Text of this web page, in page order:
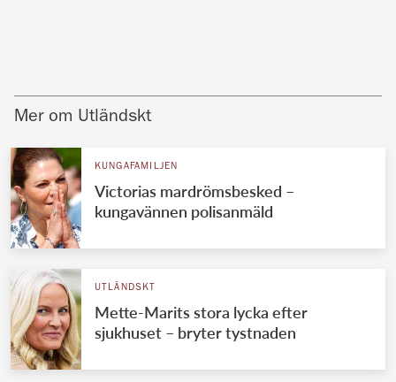
Mer om Utländskt
KUNGAFAMILJEN
Victorias mardrömsbesked –
kungavännen polisanmäld
UTLÄNDSKT
Mette-Marits stora lycka efter
sjukhuset – bryter tystnaden